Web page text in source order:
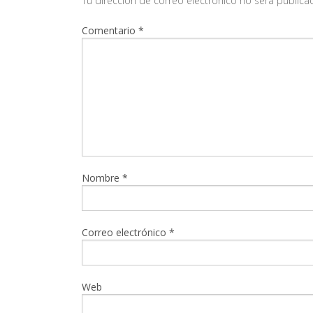
Comentario *
Nombre *
Correo electrónico *
Web